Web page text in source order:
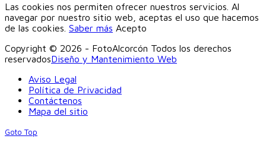
Las cookies nos permiten ofrecer nuestros servicios. Al
navegar por nuestro sitio web, aceptas el uso que hacemos
de las cookies. Saber más Acepto
Copyright © 2026 - FotoAlcorcón Todos los derechos
reservadosDiseño y Mantenimiento Web
Aviso Legal
Política de Privacidad
Contáctenos
Mapa del sitio
Goto Top